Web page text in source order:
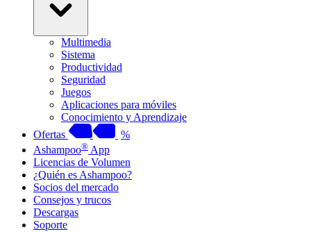
Multimedia
Sistema
Productividad
Seguridad
Juegos
Aplicaciones para móviles
Conocimiento y Aprendizaje
Ofertas
%
Ashampoo® App
Licencias de Volumen
¿Quién es Ashampoo?
Socios del mercado
Consejos y trucos
Descargas
Soporte